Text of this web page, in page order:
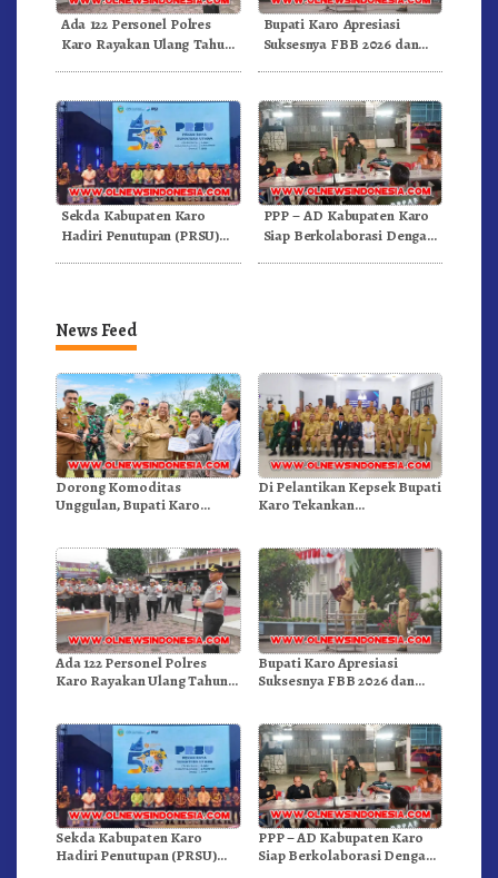
Ada 122 Personel Polres
Karo Rayakan Ulang Tahun
Bupati Karo Apresiasi
Suksesnya FBB 2026 dan
Sekda Kabupaten Karo
Hadiri Penutupan (PRSU)
PPP – AD Kabupaten Karo
Siap Berkolaborasi Dengan
News Feed
Dorong Komoditas
Unggulan, Bupati Karo
Di Pelantikan Kepsek Bupati
Karo Tekankan
Ada 122 Personel Polres
Karo Rayakan Ulang Tahun
Bupati Karo Apresiasi
Suksesnya FBB 2026 dan
Sekda Kabupaten Karo
Hadiri Penutupan (PRSU)
PPP – AD Kabupaten Karo
Siap Berkolaborasi Dengan